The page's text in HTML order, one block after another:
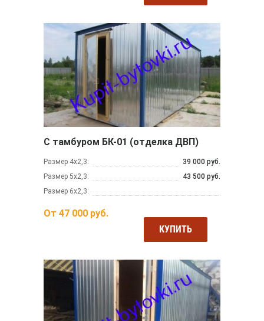
С тамбуром БК-01 (отделка ДВП)
Размер 4х2,3:
39 000 руб.
Размер 5х2,3:
43 500 руб.
Размер 6х2,3:
От 47 000 руб.
КУПИТЬ